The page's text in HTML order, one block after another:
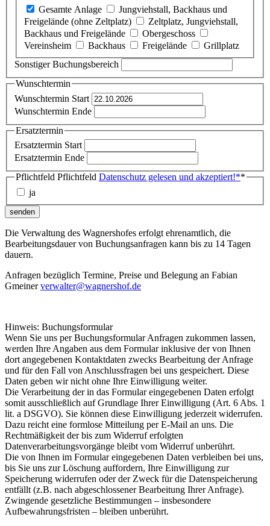
Gesamte Anlage
Jungviehstall, Backhaus und
Freigelände (ohne Zeltplatz)
Zeltplatz, Jungviehstall,
Backhaus und Freigelände
Obergeschoss
Vereinsheim
Backhaus Freigelände
Grillplatz
Sonstiger Buchungsbereich
Wunschtermin
Wunschtermin Start
Wunschtermin Ende
Ersatztermin
Ersatztermin Start
Ersatztermin Ende
Pflichtfeld Pflichtfeld Datenschutz gelesen und akzeptiert!**
ja
senden
Die Verwaltung des Wagnershofes erfolgt ehrenamtlich, die
Bearbeitungsdauer von Buchungsanfragen kann bis zu 14 Tagen
dauern.
Anfragen bezüglich Termine, Preise und Belegung an Fabian
Gmeinerverwalter@wagnershof.de
Hinweis: Buchungsformular
Wenn Sie uns per Buchungsformular Anfragen zukommen lassen,
werden Ihre Angaben aus dem Formular inklusive der von Ihnen
dort angegebenen Kontaktdaten zwecks Bearbeitung der Anfrage
und für den Fall von Anschlussfragen bei uns gespeichert. Diese
Daten geben wir nicht ohne Ihre Einwilligung weiter.
Die Verarbeitung der in das Formular eingegebenen Daten erfolgt
somit ausschließlich auf Grundlage Ihrer Einwilligung (Art. 6 Abs. 1
lit. a DSGVO). Sie können diese Einwilligung jederzeit widerrufen.
Dazu reicht eine formlose Mitteilung per E-Mail an uns. Die
Rechtmäßigkeit der bis zum Widerruf erfolgten
Datenverarbeitungsvorgänge bleibt vom Widerruf unberührt.
Die von Ihnen im Formular eingegebenen Daten verbleiben bei uns,
bis Sie uns zur Löschung auffordern, Ihre Einwilligung zur
Speicherung widerrufen oder der Zweck für die Datenspeicherung
entfällt (z.B. nach abgeschlossener Bearbeitung Ihrer Anfrage).
Zwingende gesetzliche Bestimmungen – insbesondere
Aufbewahrungsfristen – bleiben unberührt.